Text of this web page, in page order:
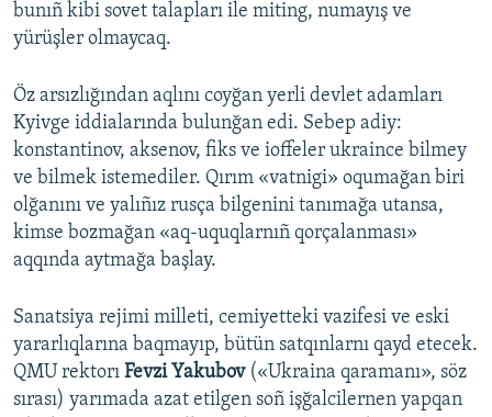
bunıñ kibi sovet talapları ile miting, numayış ve
yürüşler olmaycaq.
Öz arsızlığından aqlını coyğan yerli devlet adamları
Kyivge iddialarında bulunğan edi. Sebep adiy:
konstantinov, aksenov, fiks ve ioffeler ukraince bilmey
ve bilmek istemediler. Qırım «vatnigi» oqumağan biri
olğanını ve yalıñız rusça bilgenini tanımağa utansa,
kimse bozmağan «aq-uquqlarnıñ qorçalanması»
aqqında aytmağa başlay.
Sanatsiya rejimi milleti, cemiyetteki vazifesi ve eski
yararlıqlarına baqmayıp, bütün satqınlarnı qayd etecek.
QMU rektorı Fevzi Yakubov(«Ukraina qaramanı», söz
sırası) yarımada azat etilgen soñ işğalcilernen yapqan